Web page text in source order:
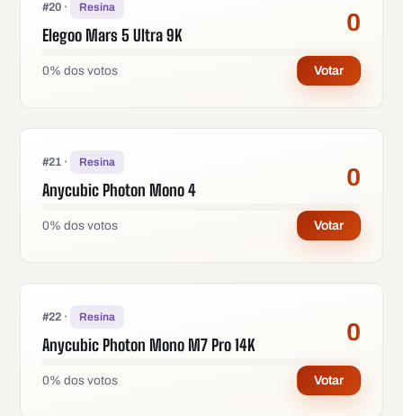
#20 · Resina
Elegoo Mars 5 Ultra 9K 0
0% dos votos Votar
#21 · Resina
Anycubic Photon Mono 4 0
0% dos votos Votar
#22 · Resina
Anycubic Photon Mono M7 Pro 14K 0
0% dos votos Votar